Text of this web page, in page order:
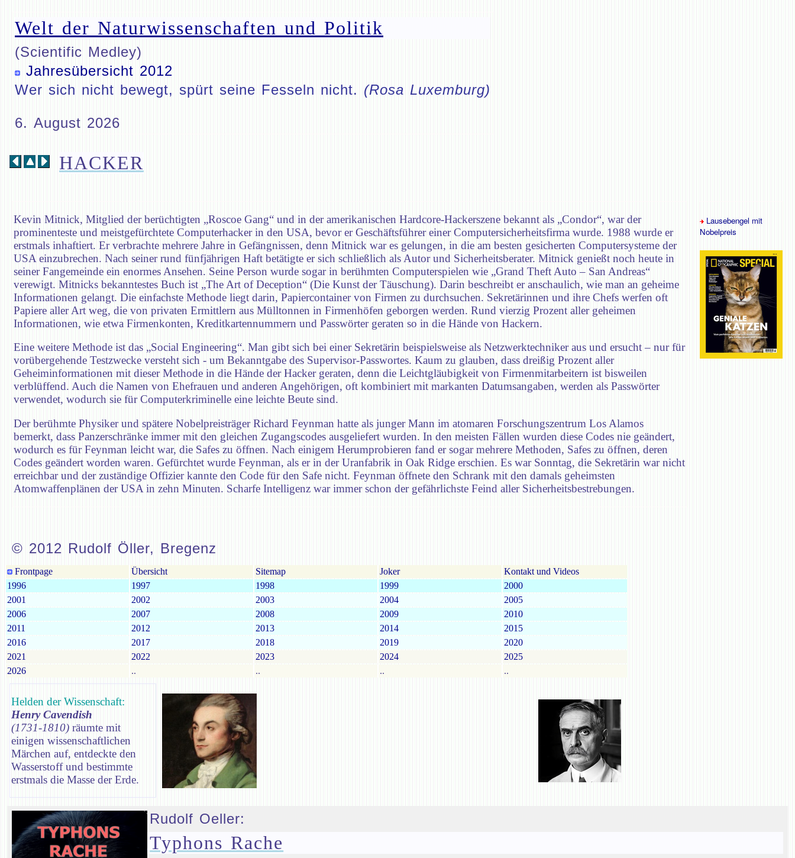
Welt der Naturwissenschaften und Politik
(Scientific Medley)
Jahresübersicht 2012
Wer sich nicht bewegt, spürt seine Fesseln nicht. (Rosa Luxemburg)
6. August 2026
HACKER
Kevin Mitnick, Mitglied der berüchtigten „Roscoe Gang“ und in der amerikanischen Hardcore-Hackerszene bekannt als „Condor“, war der
prominenteste und meistgefürchtete Computerhacker in den USA, bevor er Geschäftsführer einer Computersicherheitsfirma wurde. 1988 wurde er
erstmals inhaftiert. Er verbrachte mehrere Jahre in Gefängnissen, denn Mitnick war es gelungen, in die am besten gesicherten Computersysteme der
USA einzubrechen. Nach seiner rund fünfjährigen Haft betätigte er sich schließlich als Autor und Sicherheitsberater. Mitnick genießt noch heute in
seiner Fangemeinde ein enormes Ansehen. Seine Person wurde sogar in berühmten Computerspielen wie „Grand Theft Auto – San Andreas“
verewigt. Mitnicks bekanntestes Buch ist „The Art of Deception“ (Die Kunst der Täuschung). Darin beschreibt er anschaulich, wie man an geheime
Informationen gelangt. Die einfachste Methode liegt darin, Papiercontainer von Firmen zu durchsuchen. Sekretärinnen und ihre Chefs werfen oft
Papiere aller Art weg, die von privaten Ermittlern aus Mülltonnen in Firmenhöfen geborgen werden. Rund vierzig Prozent aller geheimen
Informationen, wie etwa Firmenkonten, Kreditkartennummern und Passwörter geraten so in die Hände von Hackern.
Eine weitere Methode ist das „Social Engineering“. Man gibt sich bei einer Sekretärin beispielsweise als Netzwerktechniker aus und ersucht – nur für
vorübergehende Testzwecke versteht sich - um Bekanntgabe des Supervisor-Passwortes. Kaum zu glauben, dass dreißig Prozent aller
Geheiminformationen mit dieser Methode in die Hände der Hacker geraten, denn die Leichtgläubigkeit von Firmenmitarbeitern ist bisweilen
verblüffend. Auch die Namen von Ehefrauen und anderen Angehörigen, oft kombiniert mit markanten Datumsangaben, werden als Passwörter
verwendet, wodurch sie für Computerkriminelle eine leichte Beute sind.
Der berühmte Physiker und spätere Nobelpreisträger Richard Feynman hatte als junger Mann im atomaren Forschungszentrum Los Alamos
bemerkt, dass Panzerschränke immer mit den gleichen Zugangscodes ausgeliefert wurden. In den meisten Fällen wurden diese Codes nie geändert,
wodurch es für Feynman leicht war, die Safes zu öffnen. Nach einigem Herumprobieren fand er sogar mehrere Methoden, Safes zu öffnen, deren
Codes geändert worden waren. Gefürchtet wurde Feynman, als er in der Uranfabrik in Oak Ridge erschien. Es war Sonntag, die Sekretärin war nicht
erreichbar und der zuständige Offizier kannte den Code für den Safe nicht. Feynman öffnete den Schrank mit den damals geheimsten
Atomwaffenplänen der USA in zehn Minuten. Scharfe Intelligenz war immer schon der gefährlichste Feind aller Sicherheitsbestrebungen.
Lausebengel mit
Nobelpreis
© 2012 Rudolf Öller, Bregenz
Frontpage Übersicht Sitemap Joker
Kontakt und Videos
1996
1997 1998 1999
2000
2001
2002 2003 2004
2005
2006
2007 2008 2009
2010
2011
2012 2013 2014
2015
2016
2017 2018 2019
2020
2021
2022 2023 2024
2025
2026
.. .. .. ..
Helden der Wissenschaft:
Henry Cavendish
(1731-1810) räumte mit
einigen wissenschaftlichen
Märchen auf, entdeckte den
Wasserstoff und bestimmte
erstmals die Masse der Erde.
Rudolf Oeller:
Typhons Rache